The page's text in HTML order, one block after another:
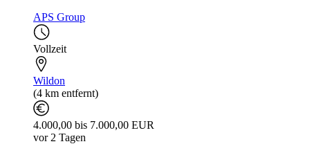
APS Group
Vollzeit
Wildon
(4 km entfernt)
4.000,00 bis 7.000,00 EUR
vor 2 Tagen